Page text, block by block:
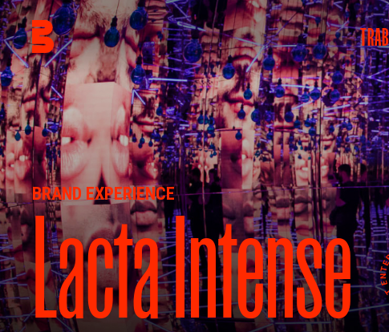
BRAND EXPERIENCE
Lacta Intense